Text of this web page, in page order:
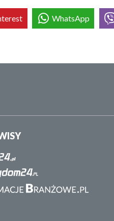
WhatsApp